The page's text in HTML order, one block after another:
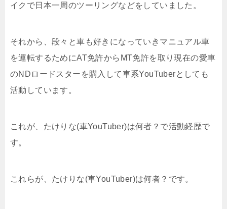
イクで日本一周のツーリングなどをしていました。
それから、段々と車も好きになっていきマニュアル車
を運転するためにAT免許からMT免許を取り現在の愛車
のNDロードスターを購入して車系YouTuberとしても
活動しています。
これが、たけりな(車YouTuber)は何者？で活動経歴で
す。
これらが、たけりな(車YouTuber)は何者？です。